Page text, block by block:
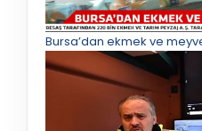
Bursa’dan ekmek ve